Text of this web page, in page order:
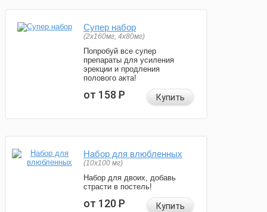
Супер набор
(2х160мг, 4х80мг)
Попробуй все супер
препараты для усиления
эрекции и продления
полового акта!
от 158Р Купить
Набор для влюбленных
(10х100 мг)
Набор для двоих, добавь
страсти в постель!
от 120Р Купить